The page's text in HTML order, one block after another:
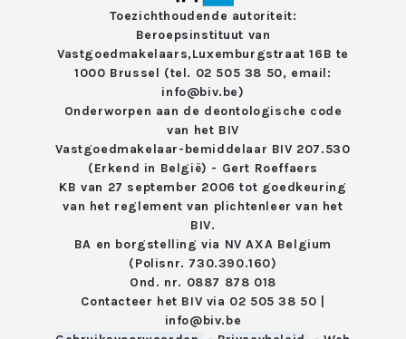
Toezichthoudende autoriteit:
Beroepsinstituut van
Vastgoedmakelaars,Luxemburgstraat 16B te
1000 Brussel (tel. 02 505 38 50, email:
info@biv.be)
Onderworpen aan de deontologische code
van het BIV
Vastgoedmakelaar-bemiddelaar BIV 207.530
(Erkend in België) - Gert Roeffaers
KB van 27 september 2006 tot goedkeuring
van het reglement van plichtenleer van het
BIV.
BA en borgstelling via NV AXA Belgium
(Polisnr. 730.390.160)
Ond. nr. 0887 878 018
Contacteer het BIV via 02 505 38 50
info@biv.be